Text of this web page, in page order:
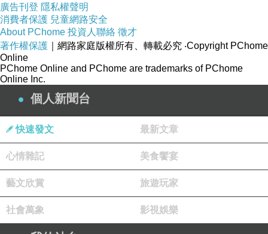
廣告刊登 隱私權聲明
消費者保護 兒童網路安全
About PChome 投資人聯絡 徵才
著作權保護 ｜網路家庭版權所有、轉載必究 ‧Copyright PChome
Online
PChome Online and PChome are trademarks of PChome
Online Inc.
個人新聞台
快速發文 最新文章
心情雜記 美食饗宴
藝文欣賞 旅遊玩家
社會萬象 影視娛樂